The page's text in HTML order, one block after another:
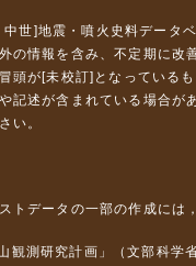
中世]地震・噴火史料データ
の情報を含み、不定期に改
頭が[未校訂]となっている
記述が含まれている場合が
い。
トデータの一部の作成には
観測研究計画」（文部科学